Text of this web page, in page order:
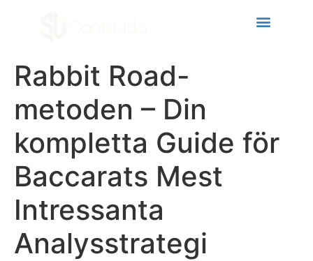
panel
panel
Rabbit Road-
metoden – Din
kompletta Guide för
Baccarats Mest
Intressanta
Analysstrategi